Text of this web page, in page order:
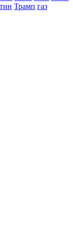
Трамп газ